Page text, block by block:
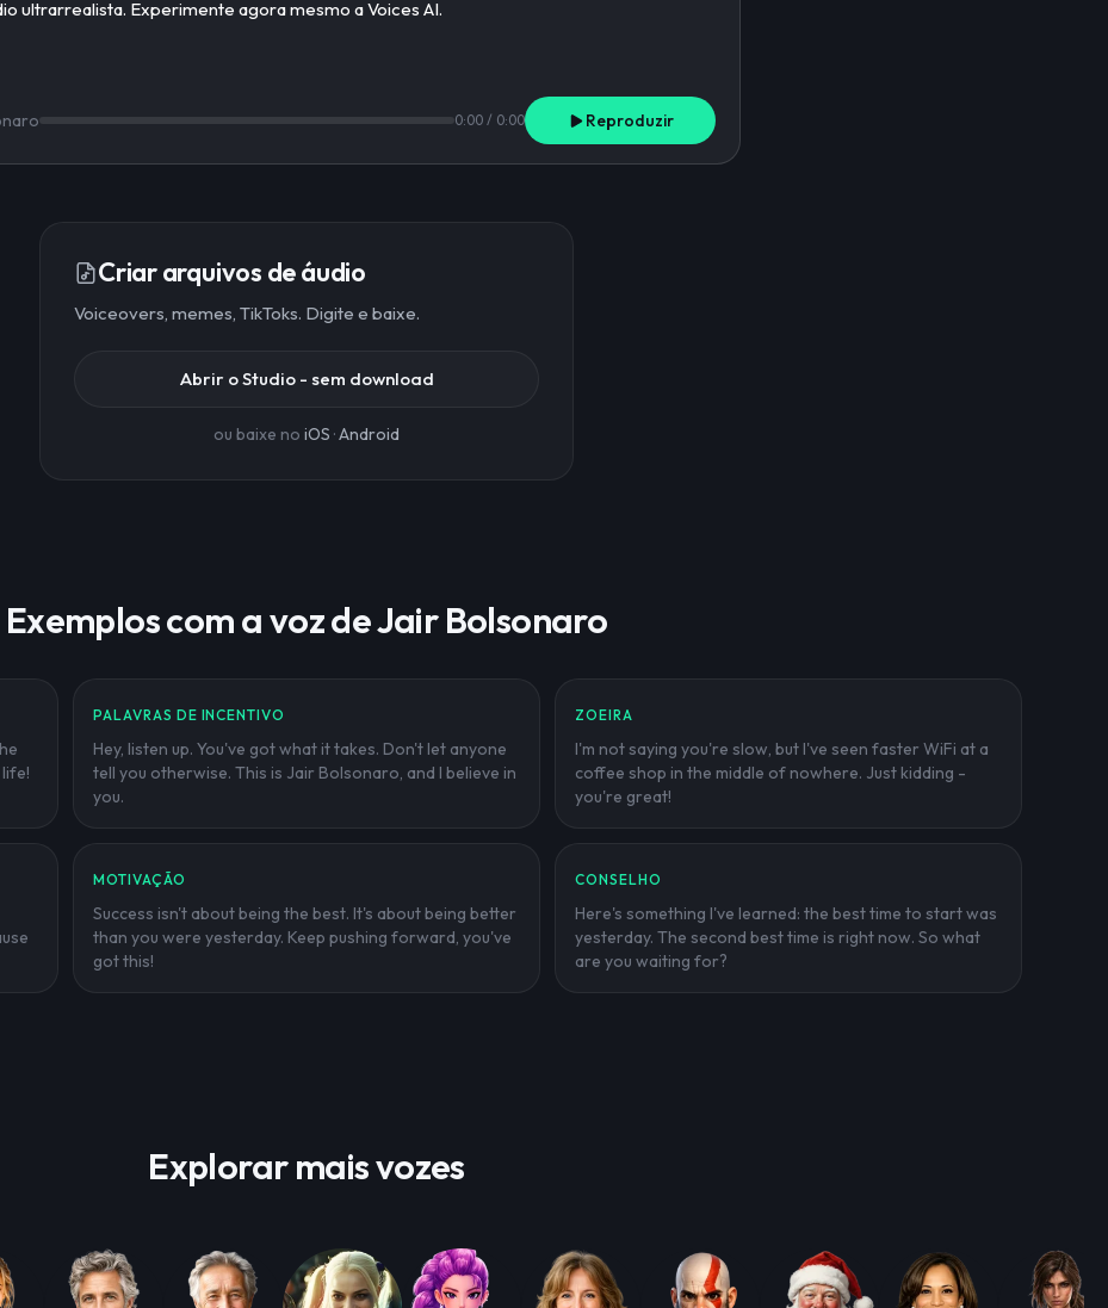
0:00 / 0:00 Reproduzir
Criar arquivos de áudio
Voiceovers, memes, TikToks. Digite e baixe.
Abrir o Studio - sem download
ou baixe no iOS ·Android
Exemplos com a voz de Jair Bolsonaro
PALAVRAS DE INCENTIVO
Hey, listen up. You've got what it takes. Don't let anyone
tell you otherwise. This is Jair Bolsonaro, and I believe in
you.
ZOEIRA
I'm not saying you're slow, but I've seen faster WiFi at a
coffee shop in the middle of nowhere. Just kidding -
you're great!
MOTIVAÇÃO
Success isn't about being the best. It's about being better
than you were yesterday. Keep pushing forward, you've
got this!
CONSELHO
Here's something I've learned: the best time to start was
yesterday. The second best time is right now. So what
are you waiting for?
Explorar mais vozes